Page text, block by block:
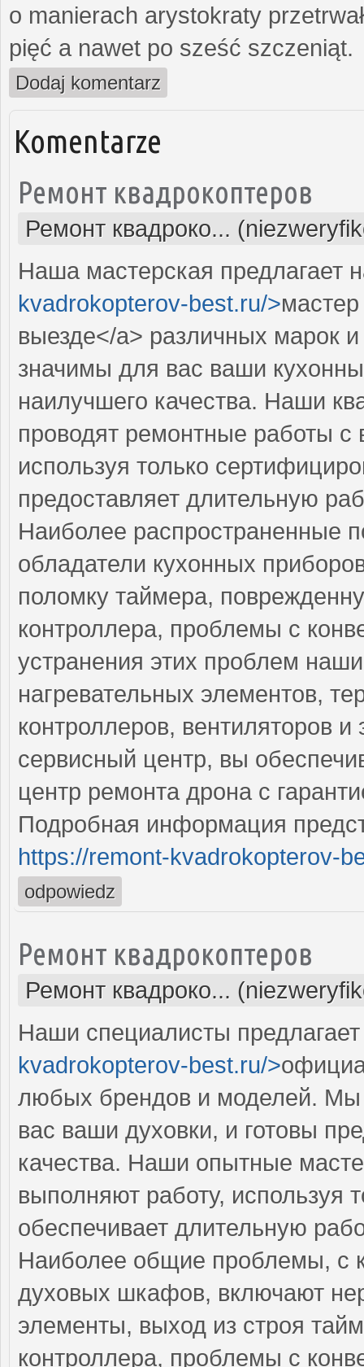
o manierach arystokraty
pięć a nawet po sześć szczeniąt.
Dodaj komentarz
Komentarze
Ремонт квадрокоптеров
Ремонт квадроко...
Наша мастерская предлагает
kvadrokopterov-best.ru/>
выезде</a> различных марок
значимы для вас ваши
наилучшего качества. Наши
проводят ремонтные работы с
используя только
предоставляет длительную
Наиболее распространенные
обладатели кухонных
поломку таймера,
контроллера, проблемы с
устранения этих проблем
нагревательных элементов,
контроллеров, вентиляторов
сервисный центр, вы
центр ремонта дрона с
Подробная информация
https://remont-kvadrokopterov-
odpowiedz
Ремонт квадрокоптеров
Ремонт квадроко...
Наши специалисты
kvadrokopterov-best.ru/>
любых брендов и моделей. Мы
вас ваши духовки, и готовы
качества. Наши опытные
выполняют работу, используя
обеспечивает длительную
Наиболее общие проблемы, с
духовых шкафов, включают
элементы, выход из строя
контроллера, проблемы с